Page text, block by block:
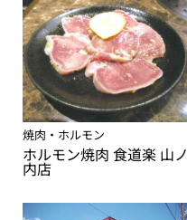
焼肉・ホルモン
ホルモン焼肉 食道楽 山ノ
内店